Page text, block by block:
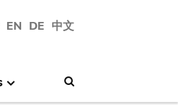
EN DE 中文